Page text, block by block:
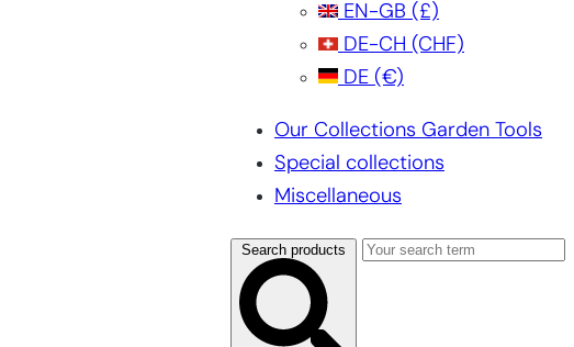
EN-GB (£)
DE-CH (CHF)
DE (€)
Our Collections Garden Tools
Special collections
Miscellaneous
Search products